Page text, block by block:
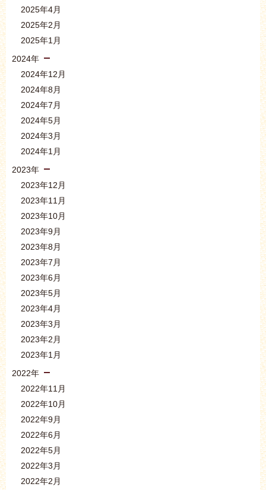
2025年4月
2025年2月
2025年1月
2024年
2024年12月
2024年8月
2024年7月
2024年5月
2024年3月
2024年1月
2023年
2023年12月
2023年11月
2023年10月
2023年9月
2023年8月
2023年7月
2023年6月
2023年5月
2023年4月
2023年3月
2023年2月
2023年1月
2022年
2022年11月
2022年10月
2022年9月
2022年6月
2022年5月
2022年3月
2022年2月